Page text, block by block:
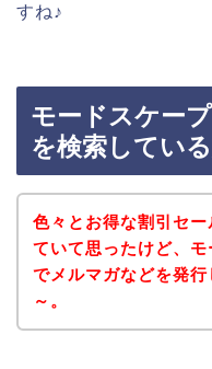
すね♪
モードスケー
を検索してい
色々とお得な割引セ
ていて思ったけど、
でメルマガなどを発
～。